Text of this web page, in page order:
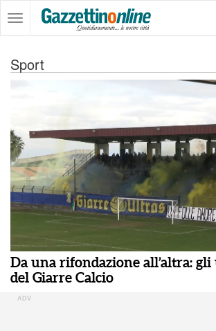
Sport
Da una rifondazione all’altra:
del Giarre Calcio